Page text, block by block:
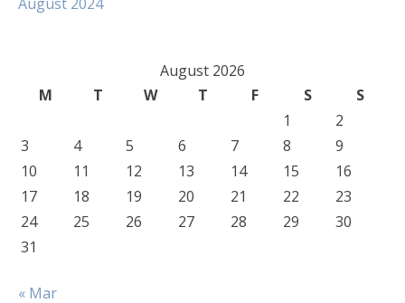
August 2026
M
T W T F S
S
1
2
3
4 5 6 7 8
9
10
11 12 13 14 15
16
17
18 19 20 21 22
23
24
25 26 27 28 29
30
31
« Mar